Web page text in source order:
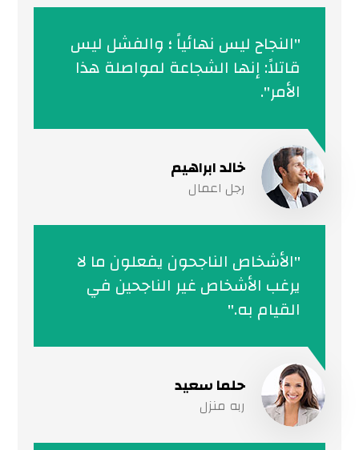
"النجاح ليس نهائياً ؛ والفشل ليس
قاتلاً: إنها الشجاعة لمواصلة هذا
الأمر".
خالد ابراهیم
رجل اعمال
"الأشخاص الناجحون يفعلون ما لا
يرغب الأشخاص غير الناجحين في
القيام به."
حلما سعید
ربه منزل